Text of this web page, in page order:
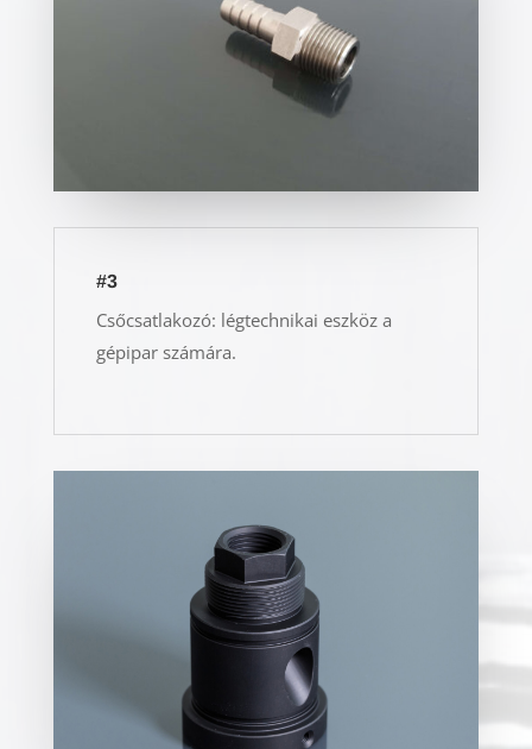
#3
Csőcsatlakozó: légtechnikai eszköz a
gépipar számára.